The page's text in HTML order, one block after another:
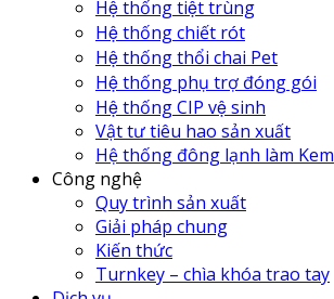
Hệ thống tiệt trùng
Hệ thống chiết rót
Hệ thống thổi chai Pet
Hệ thống phụ trợ đóng gói
Hệ thống CIP vệ sinh
Vật tư tiêu hao sản xuất
Hệ thống đông lạnh làm Kem
Công nghệ
Quy trình sản xuất
Giải pháp chung
Kiến thức
Turnkey – chìa khóa trao tay